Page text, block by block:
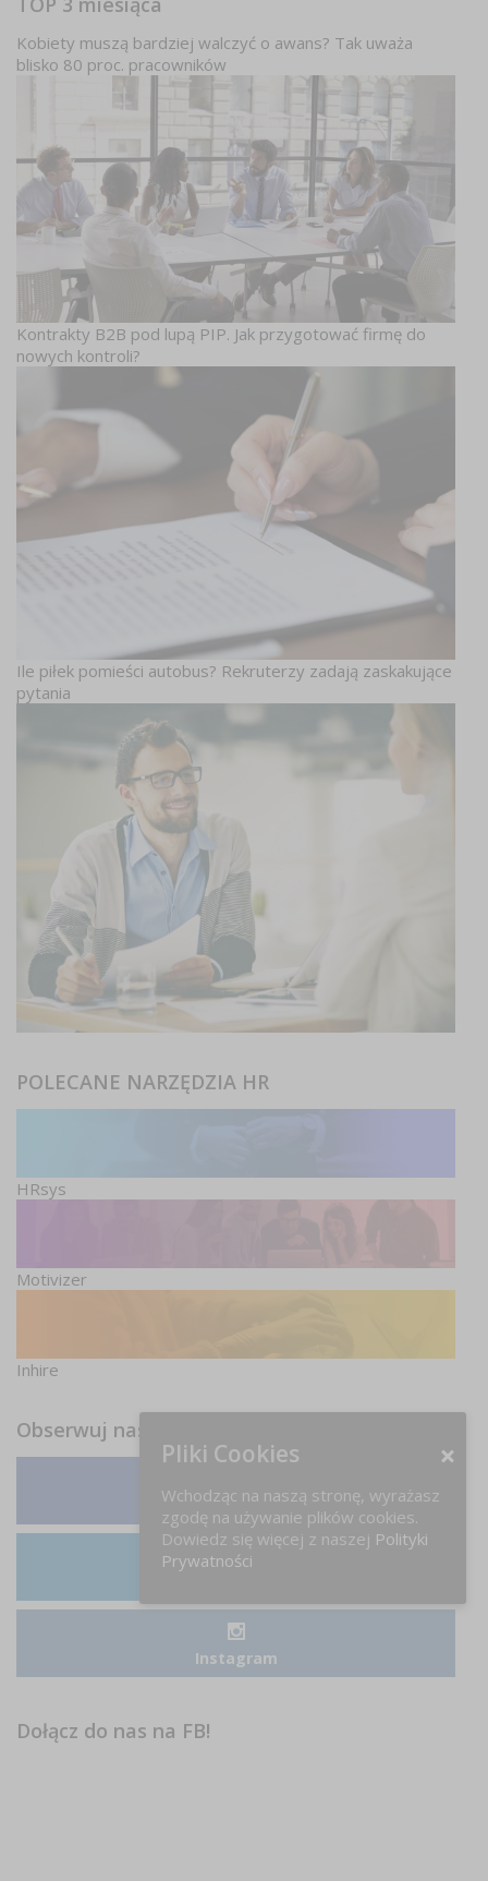
Kobiety muszą bardziej walczyć o awans? Tak uważa
blisko 80 proc. pracowników
Kontrakty B2B pod lupą PIP. Jak przygotować firmę do
nowych kontroli?
Ile piłek pomieści autobus? Rekruterzy zadają zaskakujące
pytania
POLECANE NARZĘDZIA HR
HRsys
Motivizer
Inhire
Obserwuj nas
Facebook
Instagram
Dołącz do nas na FB!
Pliki Cookies
Wchodząc na naszą stronę, wyrażasz
zgodę na używanie plików cookies.
Dowiedz się więcej z naszej Polityki
Prywatności